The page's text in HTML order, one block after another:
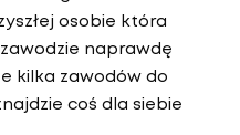
osobie która
naprawdę
kilka zawodów do
coś dla siebie